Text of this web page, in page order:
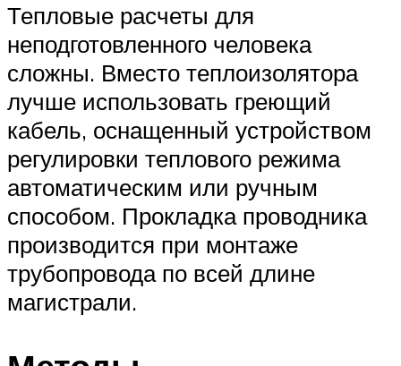
Тепловые расчеты для
неподготовленного человека
сложны. Вместо теплоизолятора
лучше использовать греющий
кабель, оснащенный устройством
регулировки теплового режима
автоматическим или ручным
способом. Прокладка проводника
производится при монтаже
трубопровода по всей длине
магистрали.